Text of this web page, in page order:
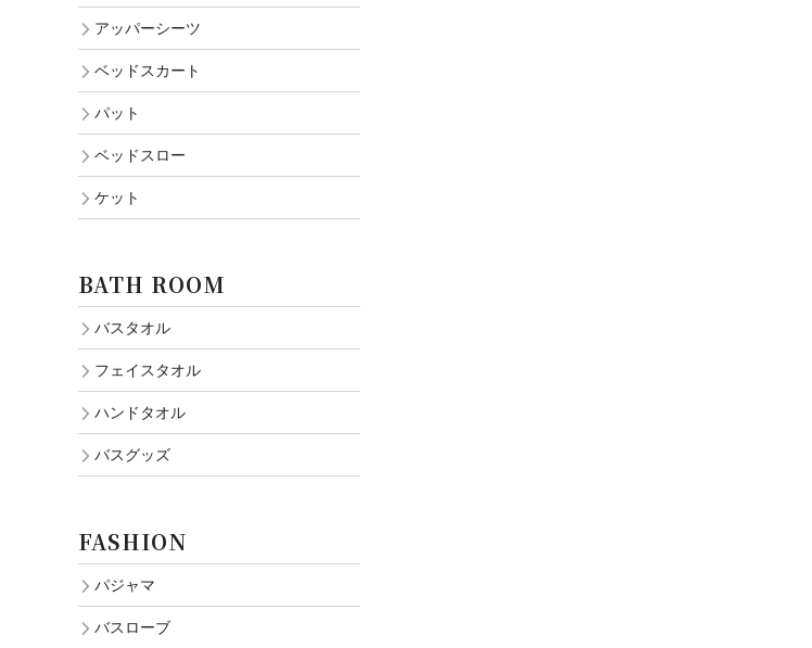
アッパーシーツ
ベッドスカート
パット
ベッドスロー
ケット
BATH ROOM
バスタオル
フェイスタオル
ハンドタオル
バスグッズ
FASHION
パジャマ
バスローブ